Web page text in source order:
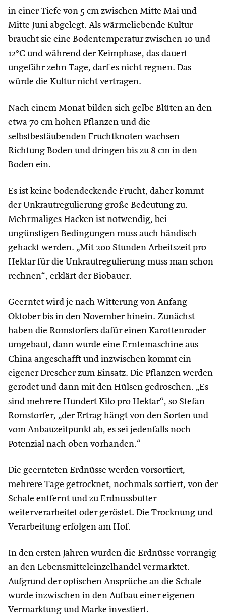
in einer Tiefe von 5 cm zwischen Mitte Mai und
Mitte Juni abgelegt. Als wärmeliebende Kultur
braucht sie eine Bodentemperatur zwischen 10 und
12°C und während der Keimphase, das dauert
ungefähr zehn Tage, darf es nicht regnen. Das
würde die Kultur nicht vertragen.
Nach einem Monat bilden sich gelbe Blüten an den
etwa 70 cm hohen Pflanzen und die
selbstbestäubenden Fruchtknoten wachsen
Richtung Boden und dringen bis zu 8 cm in den
Boden ein.
Es ist keine bodendeckende Frucht, daher kommt
der Unkrautregulierung große Bedeutung zu.
Mehrmaliges Hacken ist notwendig, bei
ungünstigen Bedingungen muss auch händisch
gehackt werden. „Mit 200 Stunden Arbeitszeit pro
Hektar für die Unkrautregulierung muss man schon
rechnen“, erklärt der Biobauer.
Geerntet wird je nach Witterung von Anfang
Oktober bis in den November hinein. Zunächst
haben die Romstorfers dafür einen Karottenroder
umgebaut, dann wurde eine Erntemaschine aus
China angeschafft und inzwischen kommt ein
eigener Drescher zum Einsatz. Die Pflanzen werden
gerodet und dann mit den Hülsen gedroschen. „Es
sind mehrere Hundert Kilo pro Hektar“, so Stefan
Romstorfer, „der Ertrag hängt von den Sorten und
vom Anbauzeitpunkt ab, es sei jedenfalls noch
Potenzial nach oben vorhanden.“
Die geernteten Erdnüsse werden vorsortiert,
mehrere Tage getrocknet, nochmals sortiert, von der
Schale entfernt und zu Erdnussbutter
weiterverarbeitet oder geröstet. Die Trocknung und
Verarbeitung erfolgen am Hof.
In den ersten Jahren wurden die Erdnüsse vorrangig
an den Lebensmitteleinzelhandel vermarktet.
Aufgrund der optischen Ansprüche an die Schale
wurde inzwischen in den Aufbau einer eigenen
Vermarktung und Marke investiert.